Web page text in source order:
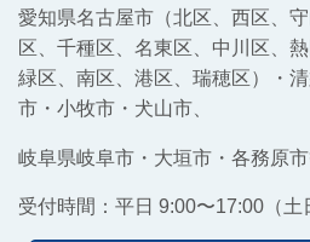
愛知県名古屋市（北区、西区、
区、千種区、名東区、中川区、
緑区、南区、港区、瑞穂区）
・
市・小牧市・犬山市、
岐阜県岐阜市・大垣市・各務原
受付時間：平日 9:00〜17:00（土